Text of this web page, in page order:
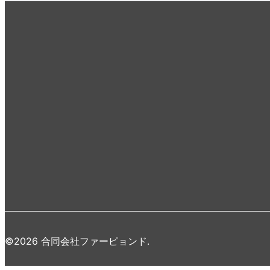
©2026 合同会社ファーピョンド.